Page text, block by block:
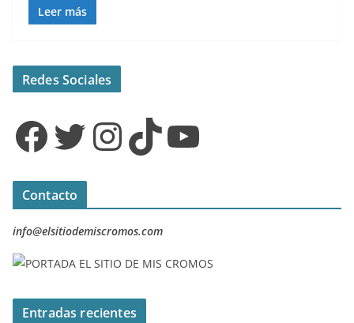
Leer más
Redes Sociales
Facebook Twitter InstagramTikTok YouTube
Contacto
info@elsitiodemiscromos.com
Entradas recientes